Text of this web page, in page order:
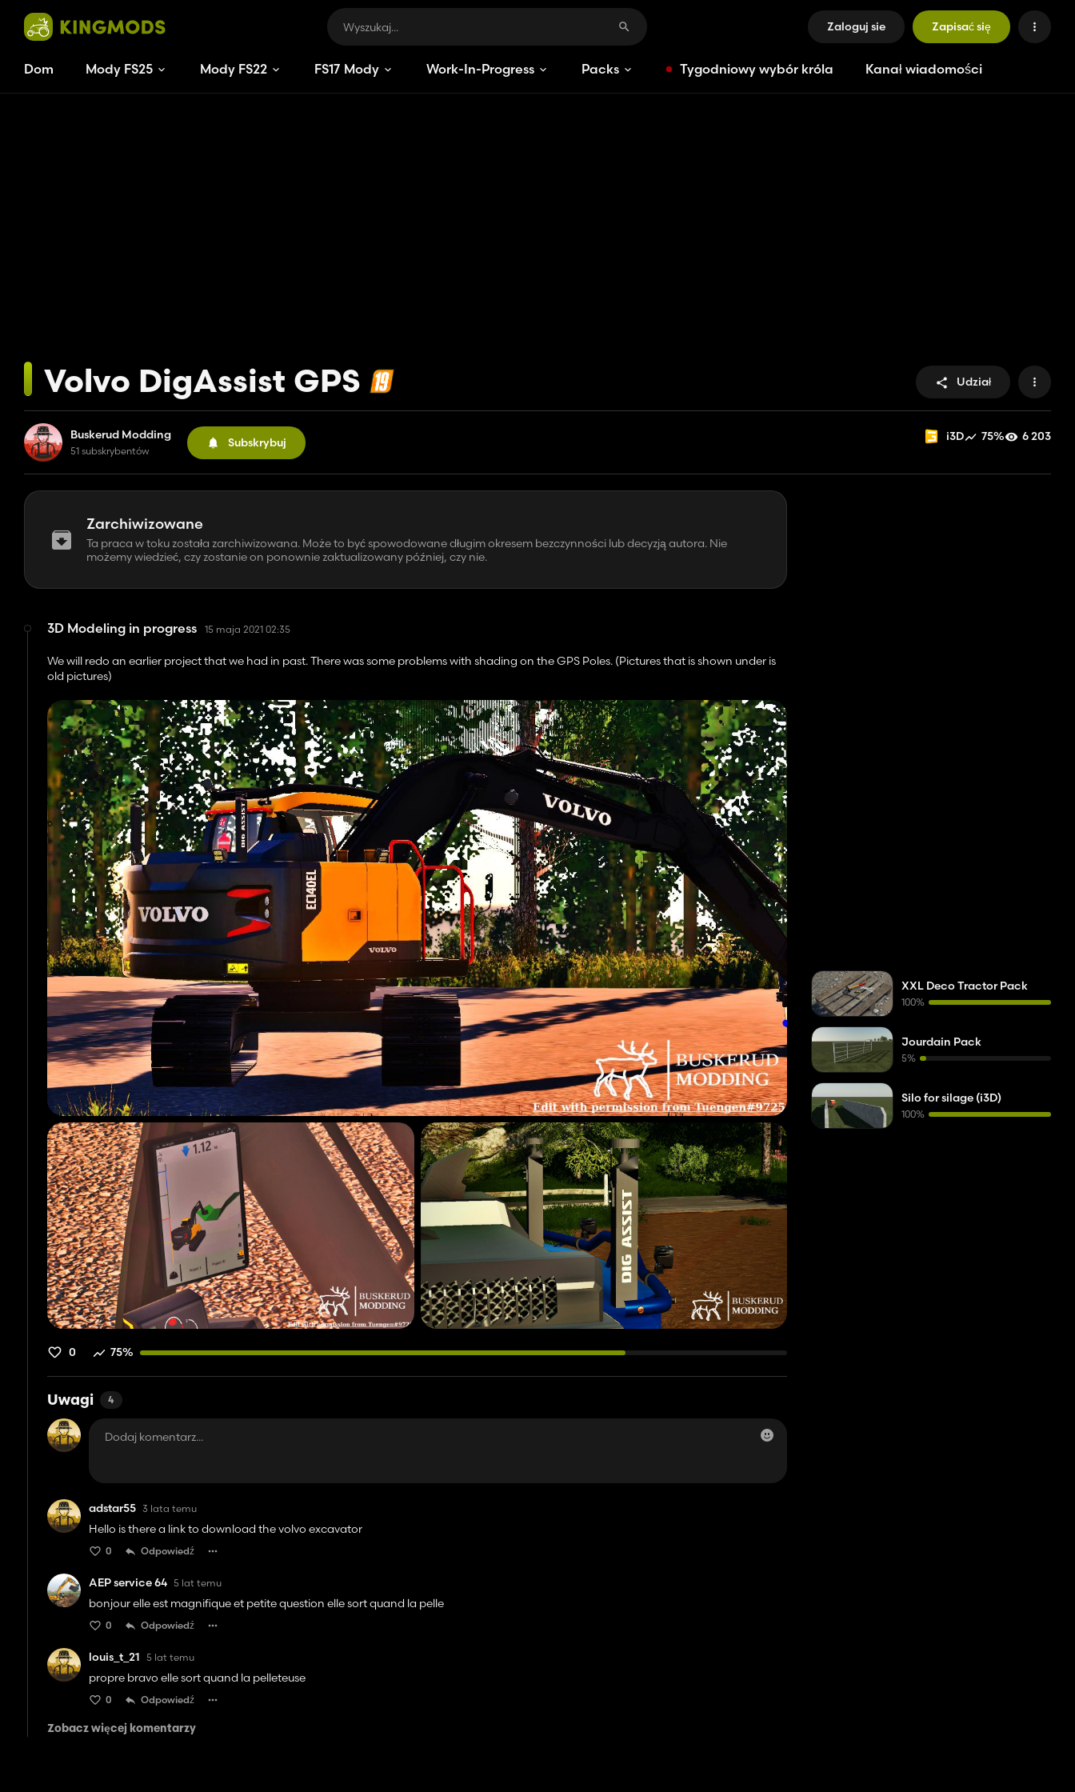
Zaloguj sie Zapisać się
Dom Mody FS25 Mody FS22 FS17 Mody Work-In-Progress Packs Tygodniowy wybór króla Kanał wiadomości
Volvo DigAssist GPS Udział
Buskerud Modding
51 subskrybentów
Subskrybuj i3D 75% 6 203
Zarchiwizowane
Ta praca w toku została zarchiwizowana. Może to być spowodowane długim okresem bezczynności lub decyzją autora. Nie
możemy wiedzieć, czy zostanie on ponownie zaktualizowany później, czy nie.
3D Modeling in progress 15 maja 2021 02:35
We will redo an earlier project that we had in past. There was some problems with shading on the GPS Poles. (Pictures that is shown under is
old pictures)
0 75%
Uwagi 4
adstar55 3 lata temu
Hello is there a link to download the volvo excavator
0 Odpowiedź
AEP service 64 5 lat temu
bonjour elle est magnifique et petite question elle sort quand la pelle
0 Odpowiedź
louis_t_21 5 lat temu
propre bravo elle sort quand la pelleteuse
0 Odpowiedź
Zobacz więcej komentarzy
XXL Deco Tractor Pack
100%
Jourdain Pack
5%
Silo for silage (i3D)
100%